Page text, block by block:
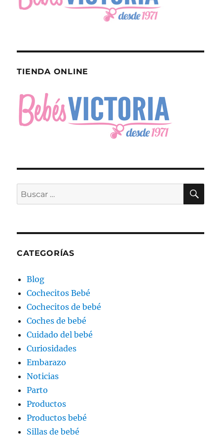
TIENDA ONLINE
Buscar
por:
CATEGORÍAS
Blog
Cochecitos Bebé
Cochecitos de bebé
Coches de bebé
Cuidado del bebé
Curiosidades
Embarazo
Noticias
Parto
Productos
Productos bebé
Sillas de bebé